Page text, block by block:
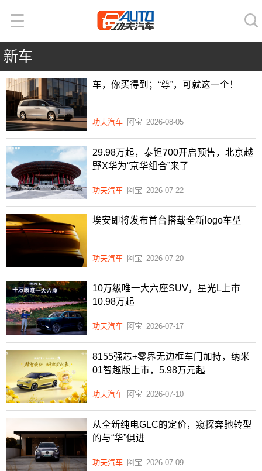
新车
车，你买得到；“尊”，可就这一个！
功夫汽车 阿宝 2026-08-05
29.98万起，泰钽700开启预售，北京越
野X华为“京华组合”来了
功夫汽车 阿宝 2026-07-22
埃安即将发布首台搭载全新logo车型
功夫汽车 阿宝 2026-07-20
10万级唯一大六座SUV，星光L上市
10.98万起
功夫汽车 阿宝 2026-07-17
8155强芯+零界无边框车门加持，纳米
01智趣版上市，5.98万元起
功夫汽车 阿宝 2026-07-10
从全新纯电GLC的定价，窥探奔驰转型
的与“华”俱进
功夫汽车 阿宝 2026-07-09